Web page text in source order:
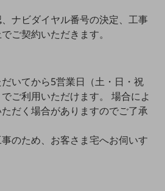
ン)
ス)
ナビダイヤル番号の決定、工事
ご契約いただきます。
いてから5営業日（土・日・祝
ご利用いただけます。 場合によ
だく場合がありますのでご了承
のため、お客さま宅へお伺いす